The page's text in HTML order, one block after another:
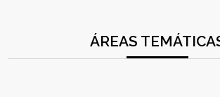
ÁREAS